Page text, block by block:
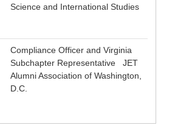
Science and International Studies
Compliance Officer and Virginia
Subchapter Representative JET
Alumni Association of Washington,
D.C.